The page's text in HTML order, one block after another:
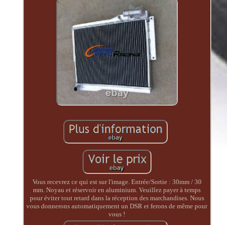
Vous recevrez ce qui est sur l'image. Entrée/Sortie : 30mm / 30
mm. Noyau et réservoir en aluminium. Veuillez payer à temps
pour éviter tout retard dans la réception des marchandises. Nous
vous donnerons automatiquement un DSR et ferons de même pour
vous !